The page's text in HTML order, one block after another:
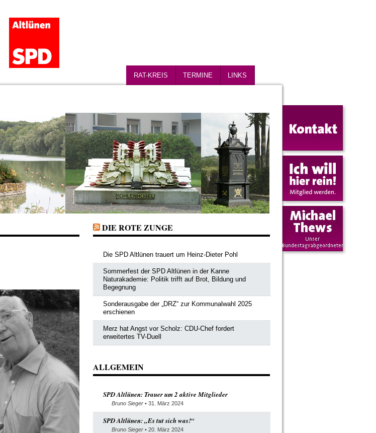
LINKS
TERMINE
RAT-KREIS
DIE ROTE ZUNGE
Die SPD Altlünen trauert um Heinz-Dieter Pohl
Sommerfest der SPD Altlünen in der Kanne
Naturakademie: Politik trifft auf Brot, Bildung und
Begegnung
Sonderausgabe der „DRZ“ zur Kommunalwahl 2025
erschienen
Merz hat Angst vor Scholz: CDU-Chef fordert
erweitertes TV-Duell
ALLGEMEIN
SPD Altlünen: Trauer um 2 aktive Mitglieder
Bruno Sieger• 31. März 2024
SPD Altlünen: „Es tut sich was!“
Bruno Sieger• 20. März 2024